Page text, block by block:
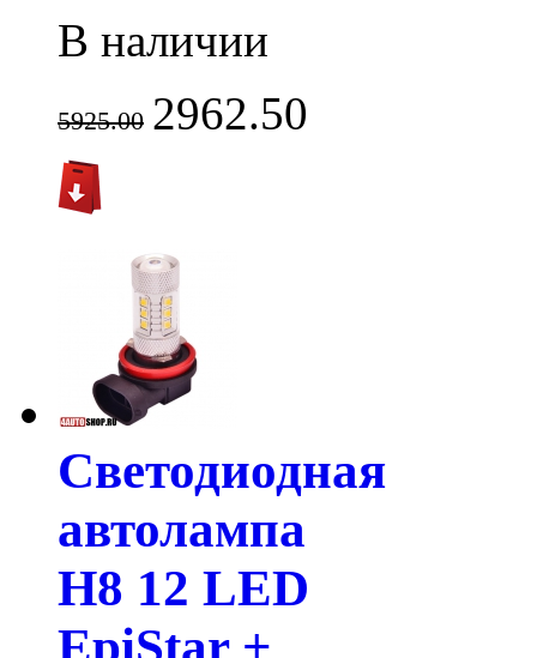
В наличии
5925.00 2962.50
Светодиодная
автолампа
H8 12 LED
EpiStar +